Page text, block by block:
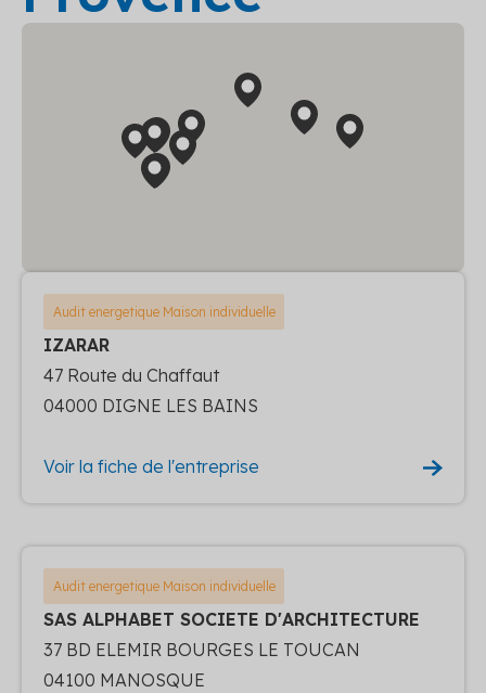
Audit energetique Maison individuelle
IZARAR
47 Route du Chaffaut
04000 DIGNE LES BAINS
Voir la fiche de l'entreprise
Audit energetique Maison individuelle
SAS ALPHABET SOCIETE D'ARCHITECTURE
37 BD ELEMIR BOURGES LE TOUCAN
04100 MANOSQUE